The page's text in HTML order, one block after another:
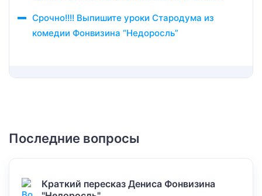
Срочно!!!! Выпишите уроки Стародума из
комедии Фонвизина “Недоросль”
Последние вопросы
Краткий пересказ Дениса Фонвизина